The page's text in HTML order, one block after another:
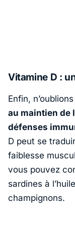
Vitamine D :
Enfin,
au maintien de
défenses
D peut se
faiblesse
vous pouvez
sardines à
champignons.